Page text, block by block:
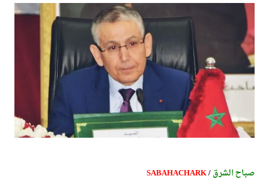
صباح الشرق/
SABAHACHARK